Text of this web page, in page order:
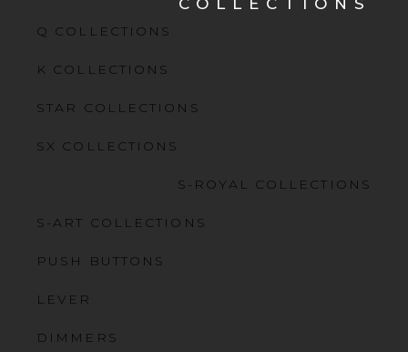
Q COLLECTIONS
K COLLECTIONS
STAR COLLECTIONS
SX COLLECTIONS
S-ROYAL COLLECTIONS
S-ART COLLECTIONS
PUSH BUTTONS
LEVER
DIMMERS